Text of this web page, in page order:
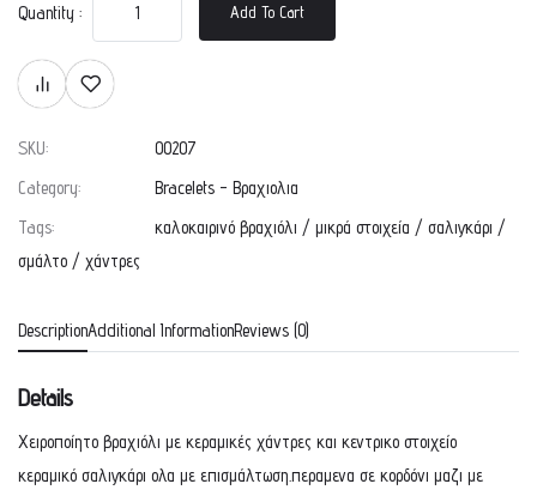
Quantity : Add To Cart
SKU:
00207
Category:
Bracelets - Βραχιολια
Tags:
καλοκαιρινό βραχιόλι / μικρά στοιχεία / σαλιγκάρι /
σμάλτο / χάντρες
DescriptionAdditional InformationReviews (0)
Details
Χειροποίητο βραχιόλι με κεραμικές χάντρες και κεντρικο στοιχείο
κεραμικό σαλιγκάρι ολα με επισμάλτωση.περαμενα σε κορδόνι μαζι με